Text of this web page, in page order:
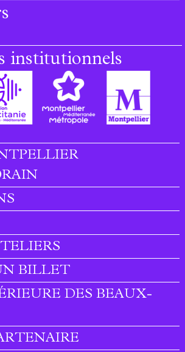
institutionnels
BILLET
DES BEAUX-